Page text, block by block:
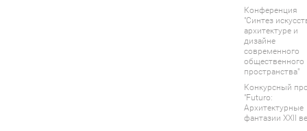
Конференция
"Синтез
архитектуре и
дизайне
современного
общественного
пространства"
Конкурсный
"Futuro:
Архитектурные
фантазии XXII